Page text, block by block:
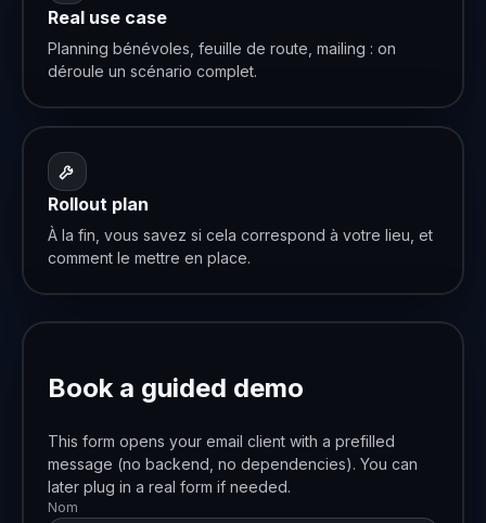
Real use case
Planning bénévoles, feuille de route, mailing : on
déroule un scénario complet.
Rollout plan
À la fin, vous savez si cela correspond à votre lieu, et
comment le mettre en place.
Book a guided demo
This form opens your email client with a prefilled
message (no backend, no dependencies). You can
later plug in a real form if needed.
Nom